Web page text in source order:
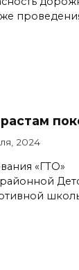
2024
«ГТО»